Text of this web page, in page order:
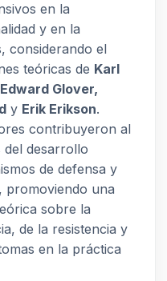
en la
y en la
considerando el
teóricas de Karl
Glover,
y Erik Erikson.
contribuyeron al
del desarrollo
de defensa y
promoviendo una
sobre la
de la resistencia y
en la práctica